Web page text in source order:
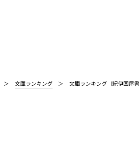
文庫ランキング 文庫ランキング（紀伊国屋